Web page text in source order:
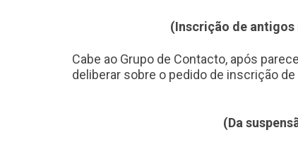
(Inscrição de
Cabe ao Grupo de Contacto, após
deliberar sobre o pedido de inscrição
(Da